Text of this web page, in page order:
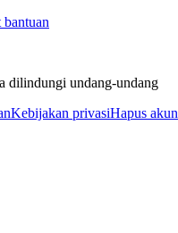
bantuan
dilindungi undang-undang
Kebijakan privasiHapus akun